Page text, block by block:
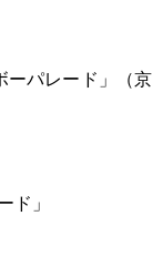
パレード」（京
ド」